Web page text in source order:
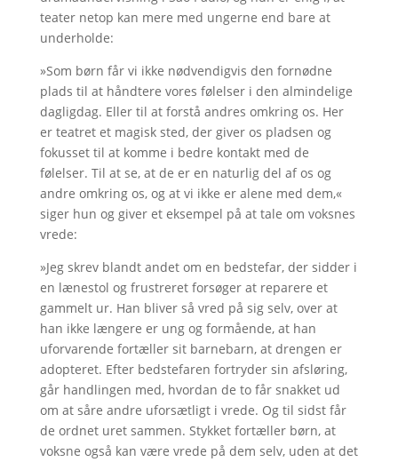
teater netop kan mere med ungerne end bare at
underholde:
»Som børn får vi ikke nødvendigvis den fornødne
plads til at håndtere vores følelser i den almindelige
dagligdag. Eller til at forstå andres omkring os. Her
er teatret et magisk sted, der giver os pladsen og
fokusset til at komme i bedre kontakt med de
følelser. Til at se, at de er en naturlig del af os og
andre omkring os, og at vi ikke er alene med dem,«
siger hun og giver et eksempel på at tale om voksnes
vrede:
»Jeg skrev blandt andet om en bedstefar, der sidder i
en lænestol og frustreret forsøger at reparere et
gammelt ur. Han bliver så vred på sig selv, over at
han ikke længere er ung og formående, at han
uforvarende fortæller sit barnebarn, at drengen er
adopteret. Efter bedstefaren fortryder sin afsløring,
går handlingen med, hvordan de to får snakket ud
om at såre andre uforsætligt i vrede. Og til sidst får
de ordnet uret sammen. Stykket fortæller børn, at
voksne også kan være vrede på dem selv, uden at det